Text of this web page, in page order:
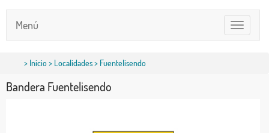
Toggle
navigation
Menú
> Inicio> Localidades> Fuentelisendo
Bandera Fuentelisendo